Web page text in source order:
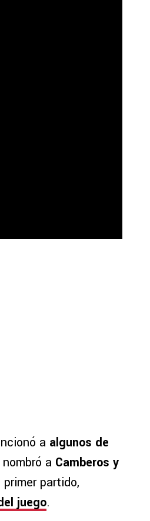
a algunos de
a Camberos y
partido,
juego.